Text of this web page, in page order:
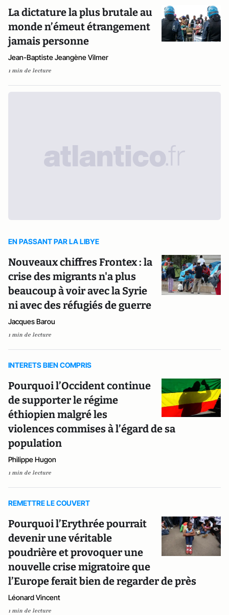
La dictature la plus brutale au
monde n’émeut étrangement
jamais personne
Jean-Baptiste Jeangène Vilmer
1 min de lecture
EN PASSANT PAR LA LIBYE
Nouveaux chiffres Frontex : la
crise des migrants n'a plus
beaucoup à voir avec la Syrie
ni avec des réfugiés de guerre
Jacques Barou
1 min de lecture
INTERETS BIEN COMPRIS
Pourquoi l’Occident continue
de supporter le régime
éthiopien malgré les
violences commises à l’égard de sa
population
Philippe Hugon
1 min de lecture
REMETTRE LE COUVERT
Pourquoi l’Erythrée pourrait
devenir une véritable
poudrière et provoquer une
nouvelle crise migratoire que
l’Europe ferait bien de regarder de près
Léonard Vincent
1 min de lecture